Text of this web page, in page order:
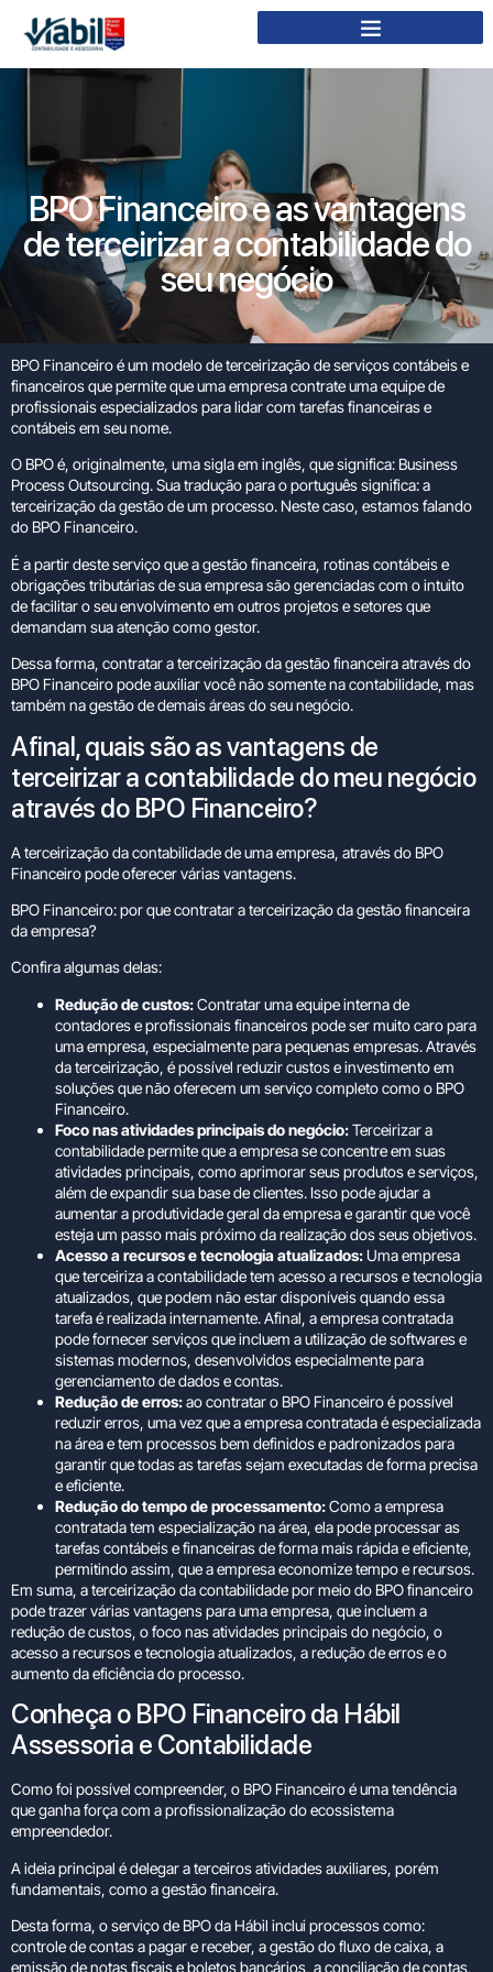
BPO Financeiro e as vantagens
de terceirizar a contabilidade do
seu negócio
BPO Financeiro é um modelo de terceirização de serviços contábeis e
financeiros que permite que uma empresa contrate uma equipe de
profissionais especializados para lidar com tarefas financeiras e
contábeis em seu nome.
O BPO é, originalmente, uma sigla em inglês, que significa: Business
Process Outsourcing. Sua tradução para o português significa: a
terceirização da gestão de um processo. Neste caso, estamos falando
do BPO Financeiro.
É a partir deste serviço que a gestão financeira, rotinas contábeis e
obrigações tributárias de sua empresa são gerenciadas com o intuito
de facilitar o seu envolvimento em outros projetos e setores que
demandam sua atenção como gestor.
Dessa forma, contratar a terceirização da gestão financeira através do
BPO Financeiro pode auxiliar você não somente na contabilidade, mas
também na gestão de demais áreas do seu negócio.
Afinal, quais são as vantagens de
terceirizar a contabilidade do meu negócio
através do BPO Financeiro?
A terceirização da contabilidade de uma empresa, através do BPO
Financeiro pode oferecer várias vantagens.
BPO Financeiro: por que contratar a terceirização da gestão financeira
da empresa?
Confira algumas delas:
Redução de custos:Contratar uma equipe interna de
contadores e profissionais financeiros pode ser muito caro para
uma empresa, especialmente para pequenas empresas. Através
da terceirização, é possível reduzir custos e investimento em
soluções que não oferecem um serviço completo como o BPO
Financeiro.
Foco nas atividades principais do negócio:Terceirizar a
contabilidade permite que a empresa se concentre em suas
atividades principais, como aprimorar seus produtos e serviços,
além de expandir sua base de clientes. Isso pode ajudar a
aumentar a produtividade geral da empresa e garantir que você
esteja um passo mais próximo da realização dos seus objetivos.
Acesso a recursos e tecnologia atualizados: Uma empresa
que terceiriza a contabilidade tem acesso a recursos e tecnologia
atualizados, que podem não estar disponíveis quando essa
tarefa é realizada internamente. Afinal, a empresa contratada
pode fornecer serviços que incluem a utilização de softwares e
sistemas modernos, desenvolvidos especialmente para
gerenciamento de dados e contas.
Redução de erros:ao contratar o BPO Financeiro é possível
reduzir erros, uma vez que a empresa contratada é especializada
na área e tem processos bem definidos e padronizados para
garantir que todas as tarefas sejam executadas de forma precisa
e eficiente.
Redução do tempo de processamento:Como a empresa
contratada tem especialização na área, ela pode processar as
tarefas contábeis e financeiras de forma mais rápida e eficiente,
permitindo assim, que a empresa economize tempo e recursos.
Em suma, a terceirização da contabilidade por meio do BPO financeiro
pode trazer várias vantagens para uma empresa, que incluem a
redução de custos, o foco nas atividades principais do negócio, o
acesso a recursos e tecnologia atualizados, a redução de erros e o
aumento da eficiência do processo.
Conheça o BPO Financeiro da Hábil
Assessoria e Contabilidade
Como foi possível compreender, o BPO Financeiro é uma tendência
que ganha força com a profissionalização do ecossistema
empreendedor.
A ideia principal é delegar a terceiros atividades auxiliares, porém
fundamentais, como a gestão financeira.
Desta forma, oserviço de BPO da Hábil inclui processos como:
controle de contas a pagar e receber, a gestão do fluxo de caixa, a
emissão de notas fiscais e boletos bancários, a conciliação de contas,